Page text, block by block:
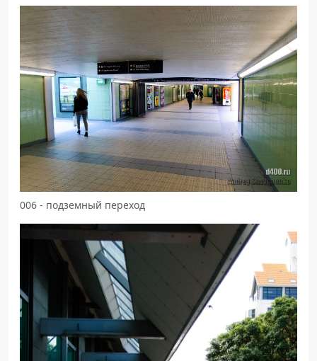
006 - подземный переход